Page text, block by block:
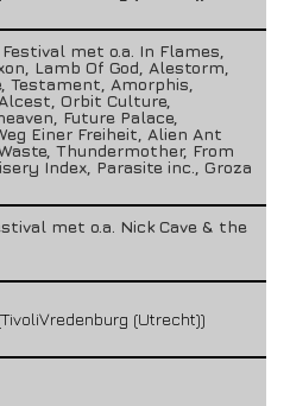
met o.a. In Flames,
Lamb Of God, Alestorm,
Testament, Amorphis,
Orbit Culture,
Future Palace,
Einer Freiheit, Alien Ant
Thundermother, From
Index, Parasite inc., Groza
met o.a. Nick Cave & the
(Utrecht))